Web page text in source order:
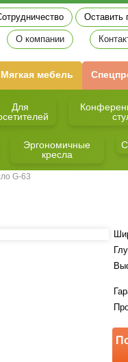
Оставить
О компании
Мягкая мебель
Для
Эргономичные
кресла
G-63